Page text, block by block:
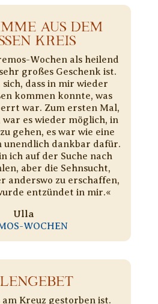
AUS DEM
KREIS
Wochen als heilend
großes Geschenk ist.
dass in mir wieder
kommen konnte, was
war. Zum ersten Mal,
es wieder möglich, in
gehen, es war wie eine
unendlich dankbar dafür.
ich auf der Suche nach
aber die Sehnsucht,
anderswo zu erschaffen,
entzündet in mir.«
Ulla
WOCHEN
am Kreuz gestorben ist.